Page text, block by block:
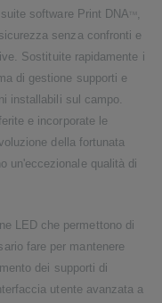
software Print DNA TM ,
senza confronti e
Sostituite rapidamente i
di gestione supporti e
installabili sul campo.
e incorporate le
della fortunata
un'eccezionale qualità di
LED che permettono di
fare per mantenere
dei supporti di
utente avanzata a